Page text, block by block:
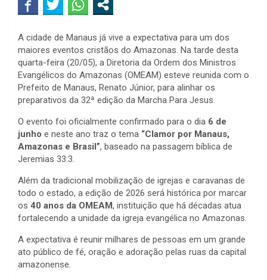
A cidade de Manaus já vive a expectativa para um dos
maiores eventos cristãos do Amazonas. Na tarde desta
quarta-feira (20/05), a Diretoria da Ordem dos Ministros
Evangélicos do Amazonas (OMEAM) esteve reunida com o
Prefeito de Manaus, Renato Júnior, para alinhar os
preparativos da 32ª edição da Marcha Para Jesus.
O evento foi oficialmente confirmado para o dia 6 de
junho e neste ano traz o tema “Clamor por Manaus,
Amazonas e Brasil”, baseado na passagem bíblica de
Jeremias 33:3.
Além da tradicional mobilização de igrejas e caravanas de
todo o estado, a edição de 2026 será histórica por marcar
os 40 anos da OMEAM, instituição que há décadas atua
fortalecendo a unidade da igreja evangélica no Amazonas.
A expectativa é reunir milhares de pessoas em um grande
ato público de fé, oração e adoração pelas ruas da capital
amazonense.